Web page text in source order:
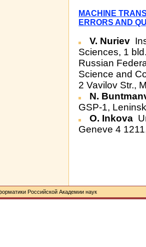
MACHINE
ERRORS AND
V. Nuriev
Sciences, 1
Russian
Science and
2 Vavilov Str.,
N.
GSP-1,
O. Inkova
Geneve 4
Российской Академии наук